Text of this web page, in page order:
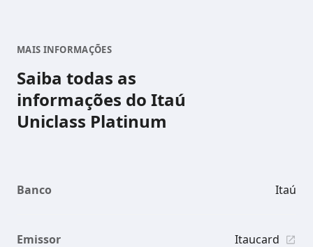
MAIS INFORMAÇÕES
Saiba todas as
informações do Itaú
Uniclass Platinum
Banco Itaú
Emissor Itaucard